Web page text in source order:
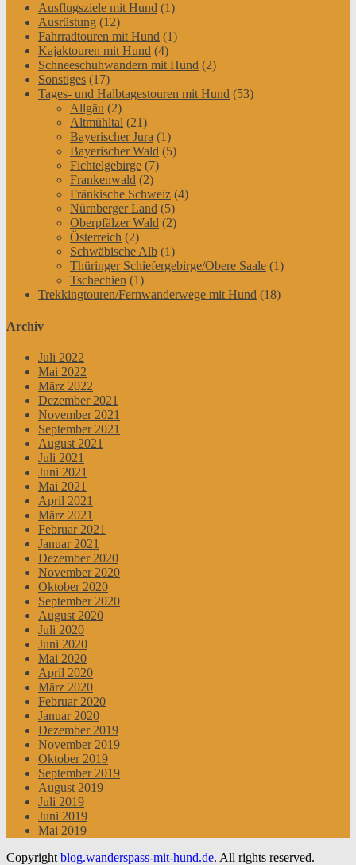
Ausflugsziele mit Hund (1)
Ausrüstung (12)
Fahrradtouren mit Hund (1)
Kajaktouren mit Hund (4)
Schneeschuhwandern mit Hund (2)
Sonstiges (17)
Tages- und Halbtagestouren mit Hund (53)
Allgäu (2)
Altmühltal (21)
Bayerischer Jura (1)
Bayerischer Wald (5)
Fichtelgebirge (7)
Frankenwald (2)
Fränkische Schweiz (4)
Nürnberger Land (5)
Oberpfälzer Wald (2)
Österreich (2)
Schwäbische Alb (1)
Thüringer Schiefergebirge/Obere Saale (1)
Tschechien (1)
Trekkingtouren/Fernwanderwege mit Hund (18)
Archiv
Juli 2022
Mai 2022
März 2022
Dezember 2021
November 2021
September 2021
August 2021
Juli 2021
Juni 2021
Mai 2021
April 2021
März 2021
Februar 2021
Januar 2021
Dezember 2020
November 2020
Oktober 2020
September 2020
August 2020
Juli 2020
Juni 2020
Mai 2020
April 2020
März 2020
Februar 2020
Januar 2020
Dezember 2019
November 2019
Oktober 2019
September 2019
August 2019
Juli 2019
Juni 2019
Mai 2019
Copyright blog.wanderspass-mit-hund.de. All rights reserved.